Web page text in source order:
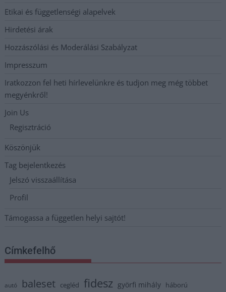
Etikai és függetlenségi alapelvek
Hirdetési árak
Hozzászólási és Moderálási Szabályzat
Impresszum
Iratkozzon fel heti hírlevelünkre és tudjon meg még többet
megyénkről!
Join Us
Regisztráció
Köszönjük
Tag bejelentkezés
Jelszó visszaállítása
Profil
Támogassa a független helyi sajtót!
Címkefelhő
autó baleset cegléd fidesz györfi mihály háború